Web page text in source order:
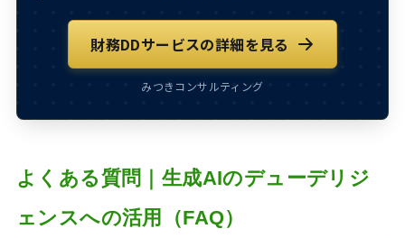
財務DDサービスの詳細を見る
みつきコンサルティング
よくある質問｜生成AIのデューデリジ
ェンスへの活用（FAQ）